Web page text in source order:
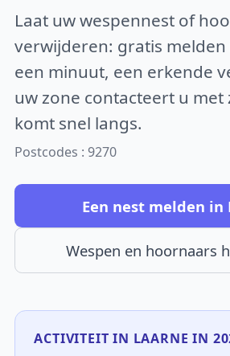
Laat uw wespennest of
verwijderen: gratis
een minuut, een erkende
uw zone contacteert u met
komt snel langs.
Postcodes : 9270
Een nest melden in
Wespen en hoornaars
ACTIVITEIT IN LAARNE IN